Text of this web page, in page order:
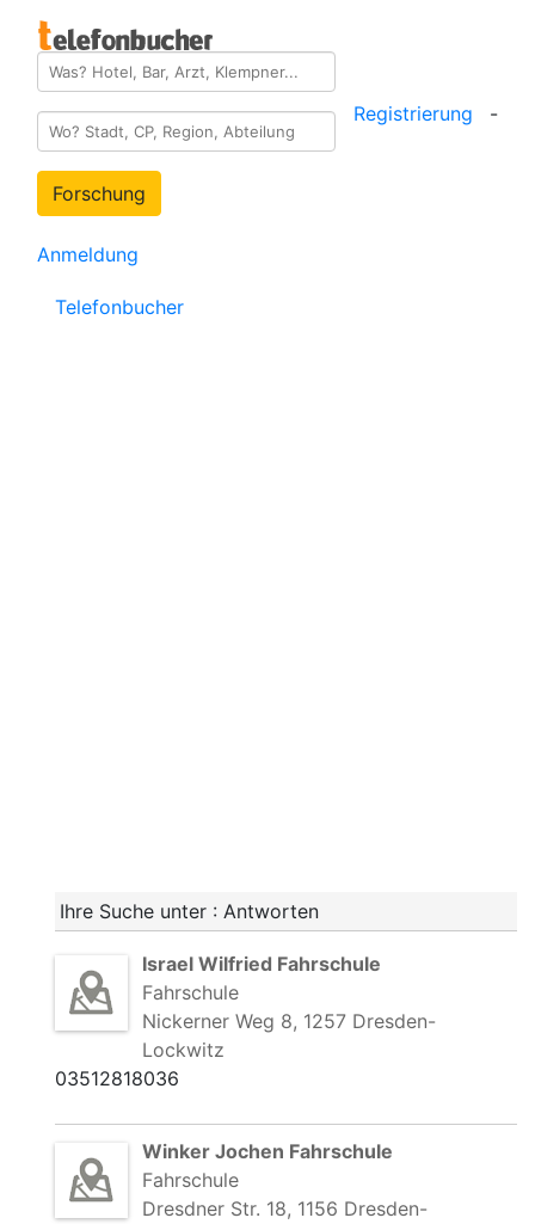
Forschung
Registrierung -
Anmeldung
Telefonbucher
Ihre Suche unter : Antworten
Israel Wilfried Fahrschule
Fahrschule
Nickerner Weg 8, 1257 Dresden-
Lockwitz
03512818036
Winker Jochen Fahrschule
Fahrschule
Dresdner Str. 18, 1156 Dresden-